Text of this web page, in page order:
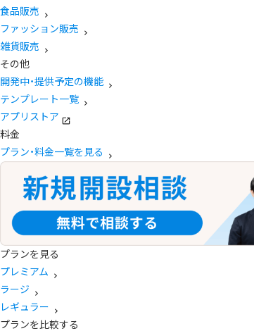
食品販売
ファッション販売
雑貨販売
その他
開発中・提供予定の機能
テンプレート一覧
アプリストア
料金
プラン・料金一覧を見る
プランを見る
プレミアム
ラージ
レギュラー
プランを比較する